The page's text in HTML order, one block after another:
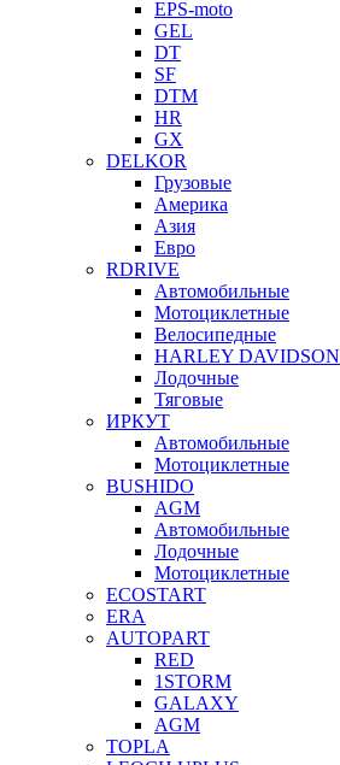
EPS-moto
GEL
DT
SF
DTM
HR
GX
DELKOR
Грузовые
Америка
Азия
Евро
RDRIVE
Автомобильные
Мотоциклетные
Велосипедные
HARLEY DAVIDSON
Лодочные
Тяговые
ИРКУТ
Автомобильные
Мотоциклетные
BUSHIDO
AGM
Автомобильные
Лодочные
Мотоциклетные
ECOSTART
ERA
AUTOPART
RED
1STORM
GALAXY
AGM
TOPLA